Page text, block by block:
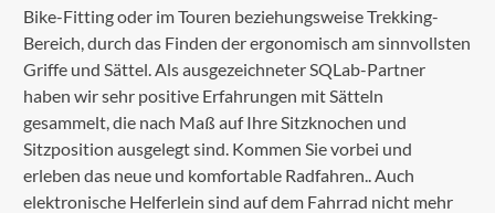
Bike-Fitting oder im Touren beziehungsweise Trekking-
Bereich, durch das Finden der ergonomisch am sinnvollsten
Griffe und Sättel. Als ausgezeichneter SQLab-Partner
haben wir sehr positive Erfahrungen mit Sätteln
gesammelt, die nach Maß auf Ihre Sitzknochen und
Sitzposition ausgelegt sind. Kommen Sie vorbei und
erleben das neue und komfortable Radfahren.. Auch
elektronische Helferlein sind auf dem Fahrrad nicht mehr